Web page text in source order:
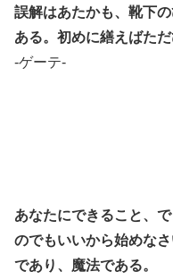
誤解はあたかも、靴下
ある。初めに繕えばた
-ゲーテ-
あなたにできること、
のでもいいから始めな
であり、魔法である。